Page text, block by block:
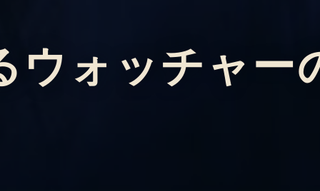
ウォッチャー